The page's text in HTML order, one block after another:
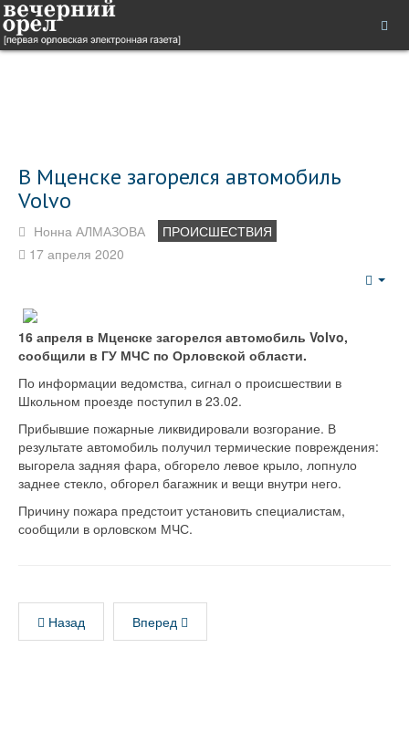
В Мценске загорелся автомобиль
Volvo
Нонна АЛМАЗОВА
ПРОИСШЕСТВИЯ
17 апреля 2020
16 апреля в Мценске загорелся автомобиль Volvo,
сообщили в ГУ МЧС по Орловской области.
По информации ведомства, сигнал о происшествии в
Школьном проезде поступил в 23.02.
Прибывшие пожарные ликвидировали возгорание. В
результате автомобиль получил термические повреждения:
выгорела задняя фара, обгорело левое крыло, лопнуло
заднее стекло, обгорел багажник и вещи внутри него.
Причину пожара предстоит установить специалистам,
сообщили в орловском МЧС.
Назад Вперед